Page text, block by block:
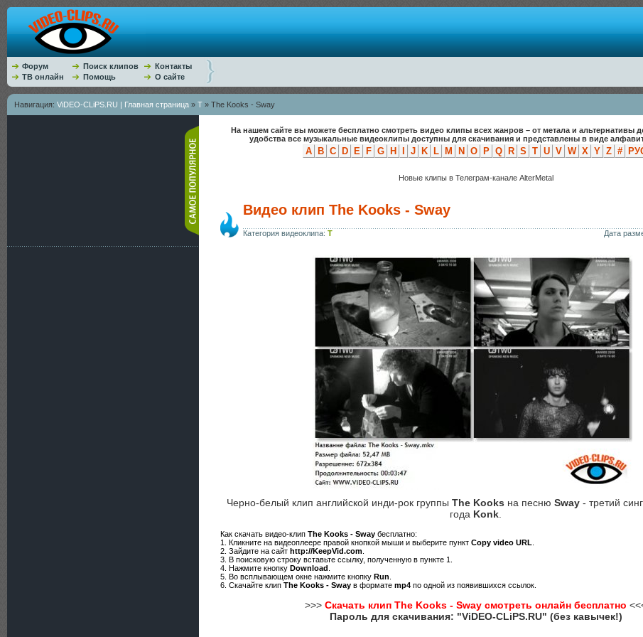
Форум Поиск клипов
Контакты
ТВ онлайн
Помощь О сайте
Навигация: ViDEO-CLiPS.RU | Главная страница » T » The Kooks - Sway
На нашем сайте вы можете бесплатно смотреть видео клипы всех жанров – от метала и альтернативы
удобства все музыкальные видеоклипы доступны для скачивания и представлены в виде
A B C D E F G H J K L M N O P Q R S T U V W X Y Z #
Новые клипы в Телеграм-канале AlterMetal
Видео клип The Kooks - Sway
Категория видеоклипа: T Дата
Черно-белый клип английской инди-рок группы The Kooks на песню Sway- третий
года Konk
Как скачать видео-клип The Kooks - Sway бесплатно:
1. Кликните на видеоплеере правой кнопкой мыши и выберите пункт Copy video URL
2. Зайдите на сайт http://KeepVid.com
3. В поисковую строку вставьте ссылку, полученную в пункте 1.
4. Нажмите кнопку Download
5. Во всплывающем окне нажмите кнопку Run
6. Скачайте клип The Kooks - Sway в формате mp4 по одной из появившихся ссылок.
>>> Скачать клип The Kooks - Sway смотреть онлайн бесплатно
Пароль для скачивания: "ViDEO-CLiPS.RU" (без кавычек!)